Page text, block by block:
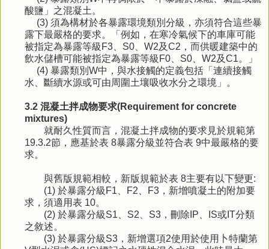
酸鹽」之混凝土。
(3) 須為構材於各暴露環境類別分級，亦須符合這些暴
露下最嚴格的要求。「例如，在寒冷氣候下的車庫可能
被指定為暴露等級F3、S0、W2及C2，而供暖建築中的
飲水儲槽可能被指定為暴露等級F0、S0、W2及C1。」
(4) 暴露類別W中，與水接觸的定義包括「連續接觸
水、斷續水源或可由周圍土壤吸收水分之環境」。
3.2 混凝土拌成物要求(Requirement for concrete
mixtures)
就耐久性質而言，混凝土拌成物的要求見於規範第
19.3.2節，應基於表 8暴露分級並符合表 9中最嚴格的要
求。
與舊版規範相較，新版規範於表 8主要有以下變更:
(1) 於暴露分級F1、F2、F3，新增噴凝土的附加要
求，須適用表 10。
(2) 於暴露分級S1、S2、S3，刪除IP、IS或IT分類
之敘述。
(3) 於暴露分級S3，新增選項2使用於使用卜特蘭第